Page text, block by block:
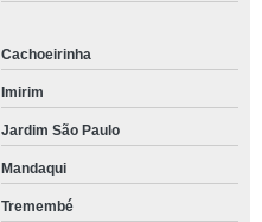
Cachoeirinha
Imirim
Jardim São Paulo
Mandaqui
Tremembé